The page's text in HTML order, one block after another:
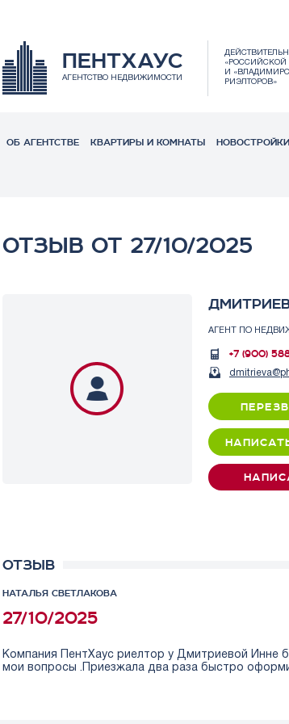
ПЕНТХАУС
АГЕНТСТВО НЕДВИЖИМОСТИ
«РОССИЙСКОЙ
И
РИЭЛТОРОВ»
ОБ АГЕНТСТВЕ КВАРТИРЫ И КОМНАТЫ НОВОСТРОЙКИ
ОТЗЫВ ОТ 27/10/2025
АГЕНТ ПО
+7 (900)
ОТЗЫВ
НАТАЛЬЯ СВЕТЛАКОВА
27/10/2025
Компания ПентХаус риелтор у Дмитриевой Инне
мои вопросы .Приезжала два раза быстро